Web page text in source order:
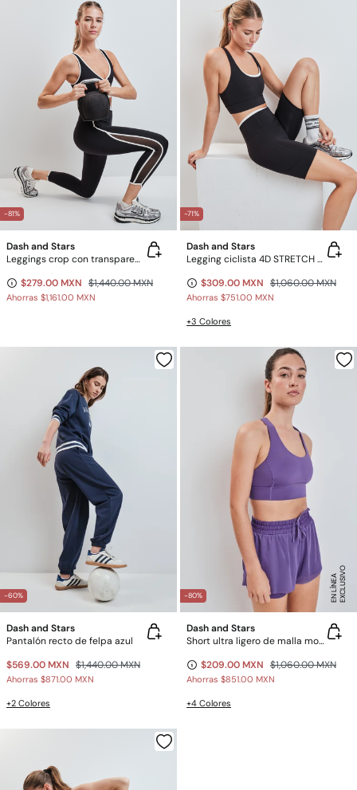
-81%
Dash and Stars
Leggings crop con transparencias laterales 4D STRETCH negro
$279.00 MXN $1,440.00 MXN
Ahorras $1,161.00 MXN
-71%
Dash and Stars
Legging ciclista 4D STRETCH negro
$309.00 MXN $1,060.00 MXN
Ahorras $751.00 MXN
+3 Colores
-60%
Dash and Stars
Pantalón recto de felpa azul
$569.00 MXN $1,440.00 MXN
Ahorras $871.00 MXN
+2 Colores
-80% E
X
C
L
U
SI
V
O
E
N
LÍ
N
E
A
Dash and Stars
Short ultra ligero de malla morado
$209.00 MXN $1,060.00 MXN
Ahorras $851.00 MXN
+4 Colores